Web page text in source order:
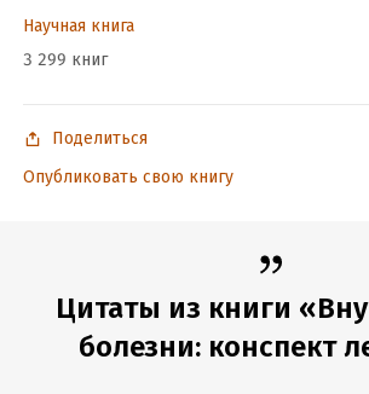
Подробная информация
Объем:254648
Время на чтение:
Научная книга
3 299 книг
Поделиться
Опубликовать свою книгу
Цитаты из книги
болезни: конспект